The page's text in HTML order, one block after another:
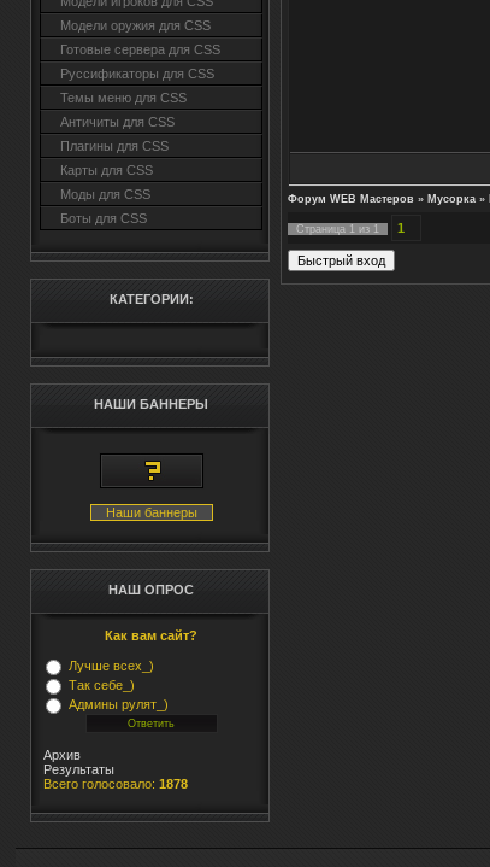
Модели оружия для CSS
Готовые сервера для CSS
Руссификаторы для CSS
Темы меню для CSS
Античиты для CSS
Плагины для CSS
Карты для CSS
Моды для CSS
Боты для CSS
КАТЕГОРИИ:
НАШИ БАННЕРЫ
Наши баннеры
НАШ ОПРОС
Как вам сайт?
Лучше всех_)
Так себе_)
Админы рулят_)
Архив
Результаты
Всего голосовало: 1878
Форум WEB Мастеров » Мусорка »
Страница 1 из 1
1